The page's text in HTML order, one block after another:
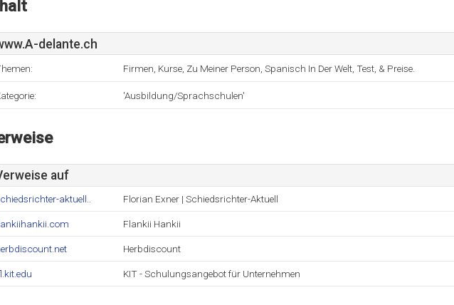
delante.ch
Firmen, Kurse, Zu Meiner Person, Spanisch In Der Welt, Test, & Preise.
'Ausbildung/Sprachschulen'
auf
aktuell.. Florian Exner | Schiedsrichter-Aktuell
Flankii Hankii
Herbdiscount
KIT - Schulungsangebot für Unternehmen